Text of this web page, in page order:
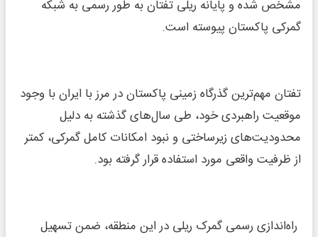
مشخص شده و پایانه ریلی تفتان به طور رسمی به شبکه
گمرکی پاکستان پیوسته است.
تفتان مهم‌ترین گذرگاه زمینی پاکستان در مرز با ایران با وجود
موقعیت راهبردی خود، طی سال‌های گذشته به دلیل
محدودیت‌های زیرساختی و نبود امکانات کامل گمرکی، کمتر
از ظرفیت واقعی مورد استفاده قرار گرفته بود.
راه‌اندازی رسمی گمرک ریلی در این منطقه، ضمن تسهیل